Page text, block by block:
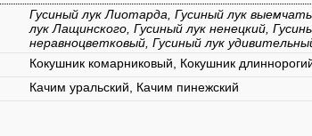
Гусиный лук Лиотарда, Гусиный лук
лук Лащинского, Гусиный лук ненецкий,
неравноцветковый, Гусиный лук
Кокушник комарниковый, Кокушник
Качим уральский, Качим пинежский